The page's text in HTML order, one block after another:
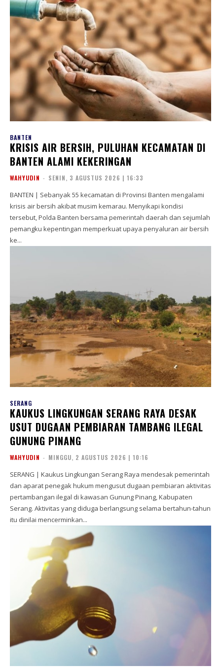
BANTEN
KRISIS AIR BERSIH, PULUHAN KECAMATAN DI
BANTEN ALAMI KEKERINGAN
WAHYUDIN - SENIN, 3 AGUSTUS 2026 | 16:33
BANTEN | Sebanyak 55 kecamatan di Provinsi Banten mengalami
krisis air bersih akibat musim kemarau. Menyikapi kondisi
tersebut, Polda Banten bersama pemerintah daerah dan sejumlah
pemangku kepentingan memperkuat upaya penyaluran air bersih
ke...
SERANG
KAUKUS LINGKUNGAN SERANG RAYA DESAK
USUT DUGAAN PEMBIARAN TAMBANG ILEGAL
GUNUNG PINANG
WAHYUDIN - MINGGU, 2 AGUSTUS 2026 | 10:16
SERANG | Kaukus Lingkungan Serang Raya mendesak pemerintah
dan aparat penegak hukum mengusut dugaan pembiaran aktivitas
pertambangan ilegal di kawasan Gunung Pinang, Kabupaten
Serang. Aktivitas yang diduga berlangsung selama bertahun-tahun
itu dinilai mencerminkan...